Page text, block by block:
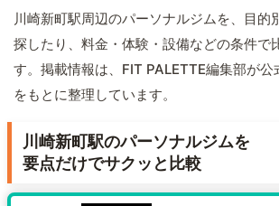
川崎新町駅周辺のパーソナルジムを、目的
探したり、料金・体験・設備などの条件で
す。掲載情報は、FIT PALETTE編集部が公
をもとに整理しています。
川崎新町駅のパーソナルジムを
要点だけでサクッと比較